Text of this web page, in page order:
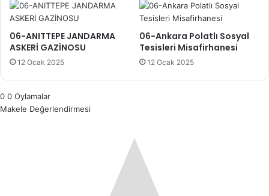
06-ANITTEPE JANDARMA
ASKERİ GAZİNOSU
12 Ocak 2025
06-Ankara Polatlı Sosyal
Tesisleri Misafirhanesi
12 Ocak 2025
0 0 Oylamalar
Makele Değerlendirmesi